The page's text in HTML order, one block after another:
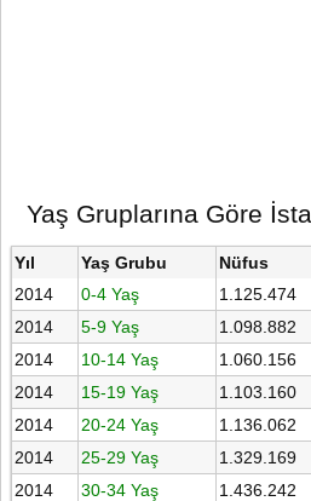
Yaş Gruplarına Göre
Yıl Yaş Grubu Nüfus
2014
0-4 Yaş 1.125.474
2014
5-9 Yaş 1.098.882
2014
10-14 Yaş 1.060.156
2014
15-19 Yaş 1.103.160
2014
20-24 Yaş 1.136.062
2014
25-29 Yaş 1.329.169
2014
30-34 Yaş 1.436.242